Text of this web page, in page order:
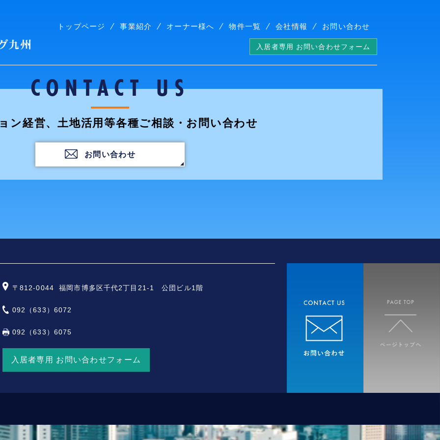
株式会社コープリビング九州
トップページ 事業紹介 オーナー様へ 物件一覧 会社情報 お問い合わせ
入居者専用 お問い合わせフォーム
CONTACT US
ン経営、土地活用等各種ご相談・お問い合わせ
お問い合わせ
〒812-0044 福岡市博多区千代2丁目21-1 公団ビル1階
092（633）6072
092（633）6075
入居者専用 お問い合わせフォーム